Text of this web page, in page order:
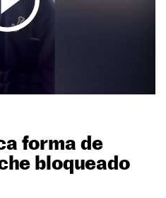
forma de
bloqueado